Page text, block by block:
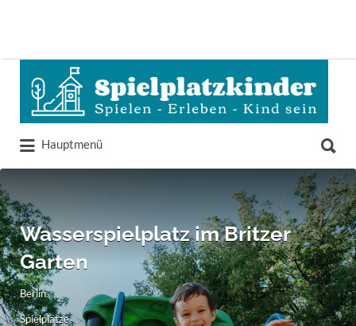
Suchen
nach:
Hauptmenü
nach:
Wasserspielplatz im Britzer
Garten
Berlin
Spielplätze